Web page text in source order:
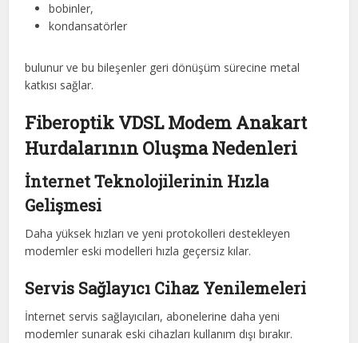
bobinler,
kondansatörler
bulunur ve bu bileşenler geri dönüşüm sürecine metal
katkısı sağlar.
Fiberoptik VDSL Modem Anakart
Hurdalarının Oluşma Nedenleri
İnternet Teknolojilerinin Hızla
Gelişmesi
Daha yüksek hızları ve yeni protokolleri destekleyen
modemler eski modelleri hızla geçersiz kılar.
Servis Sağlayıcı Cihaz Yenilemeleri
İnternet servis sağlayıcıları, abonelerine daha yeni
modemler sunarak eski cihazları kullanım dışı bırakır.